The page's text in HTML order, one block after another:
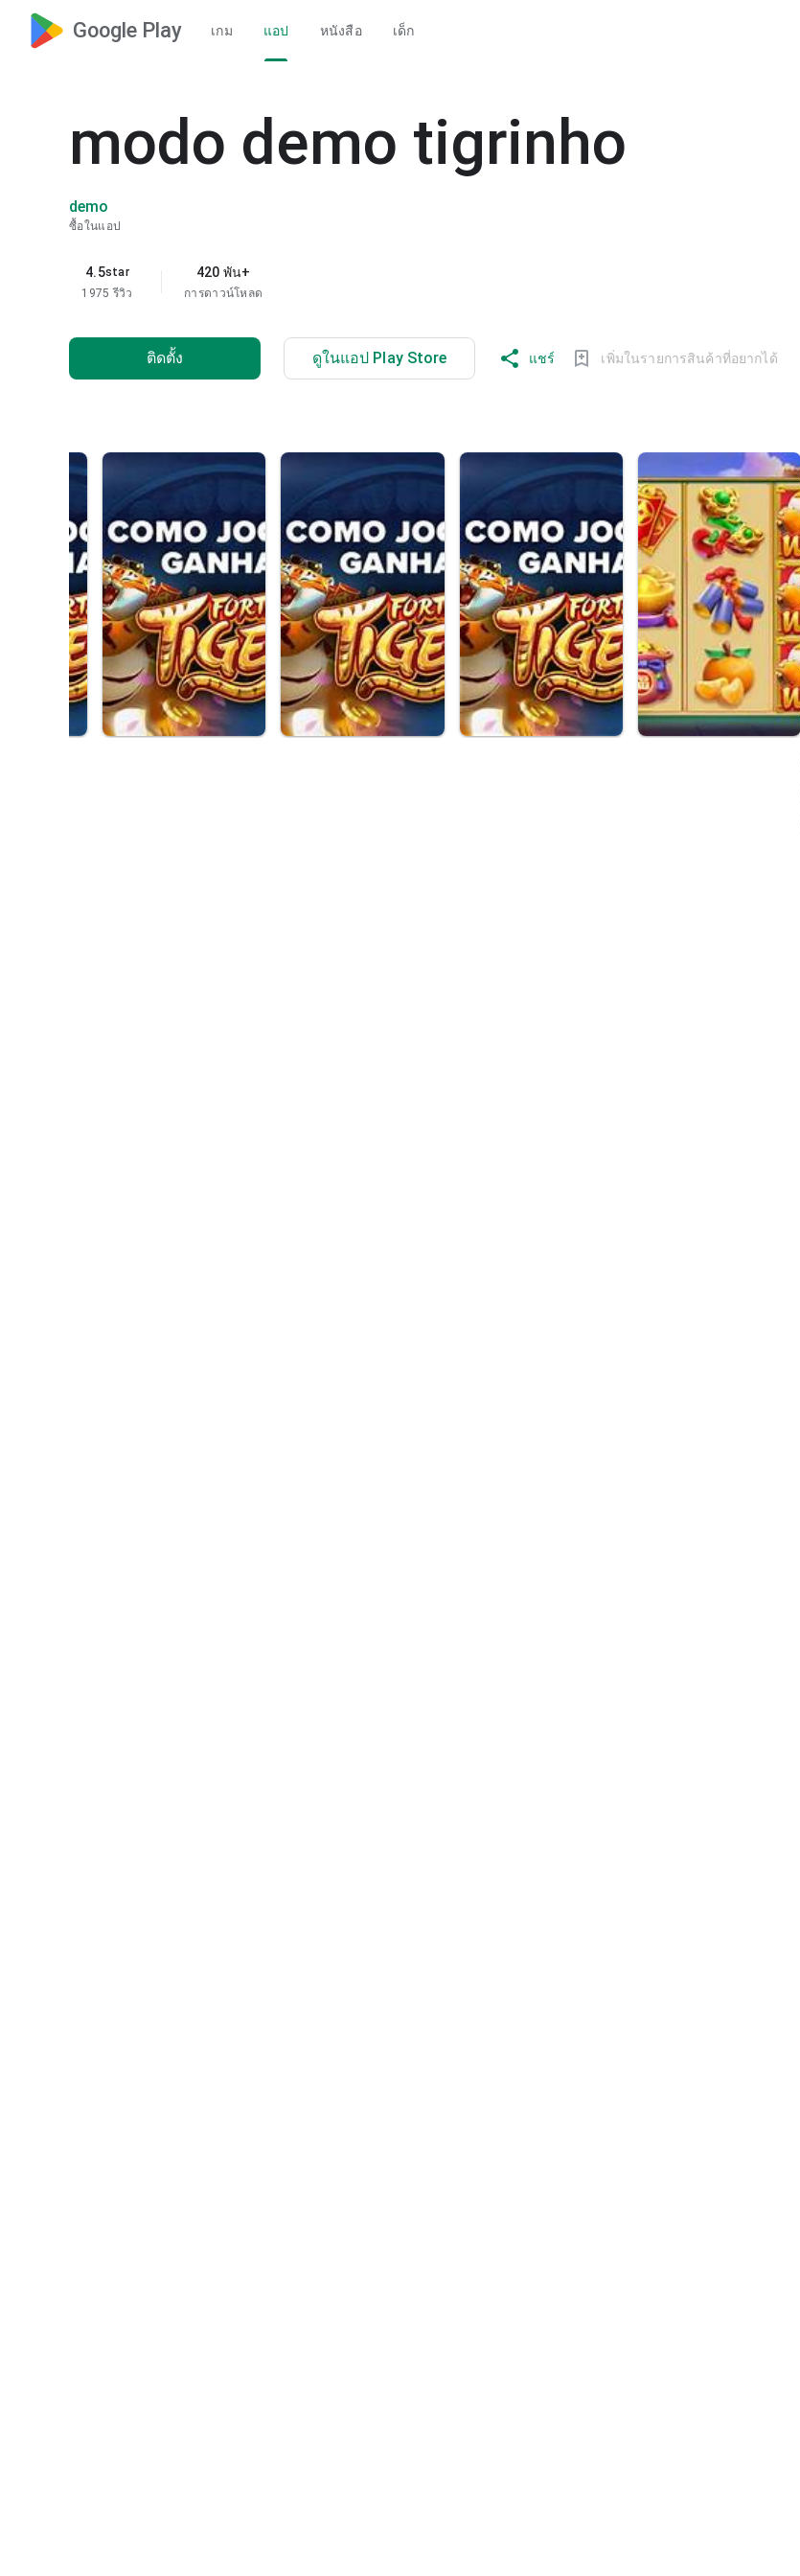
Google Play เกม แอป หนังสือ เด็ก
modo demo tigrinho
demo
ซื้อในแอป
4.5star
1975 รีวิว
420 พัน+
การดาวน์โหลด
ติดตั้ง ดูในแอป Play Store แชร์ เพิ่มในรายการสินค้าที่อยากได้